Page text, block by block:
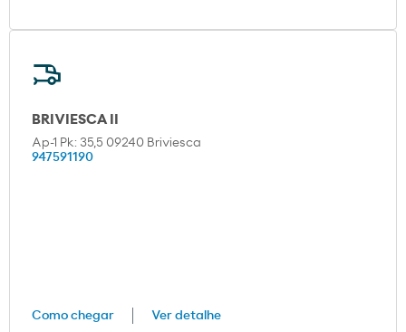
BRIVIESCA II
Ap-1 Pk: 35,5 09240 Briviesca
947591190
Como chegar Ver detalhe